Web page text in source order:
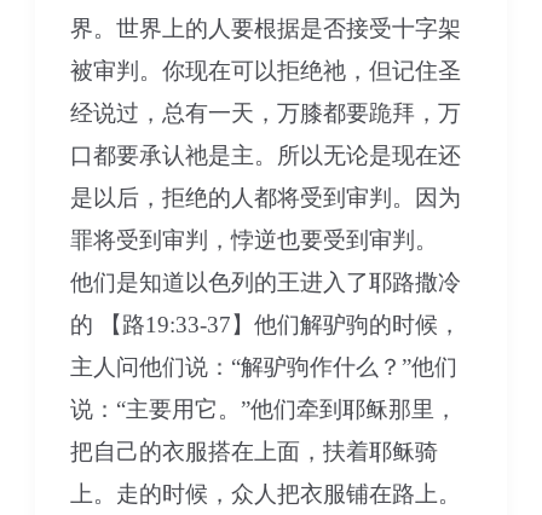
界。世界上的人要根据是否接受十字架
被审判。你现在可以拒绝祂，但记住圣
经说过，总有一天，万膝都要跪拜，万
口都要承认祂是主。所以无论是现在还
是以后，拒绝的人都将受到审判。因为
罪将受到审判，悖逆也要受到审判。
他们是知道以色列的王进入了耶路撒冷
的 【路19:33-37】他们解驴驹的时候，
主人问他们说：“解驴驹作什么？”他们
说：“主要用它。”他们牵到耶稣那里，
把自己的衣服搭在上面，扶着耶稣骑
上。走的时候，众人把衣服铺在路上。